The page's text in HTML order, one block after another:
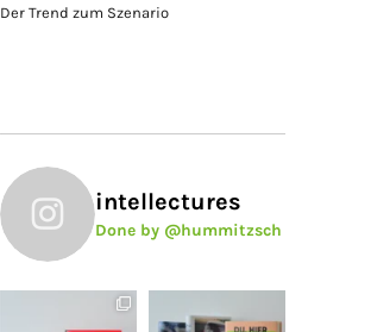
Der Trend zum Szenario
intellectures
Done by @hummitzsch